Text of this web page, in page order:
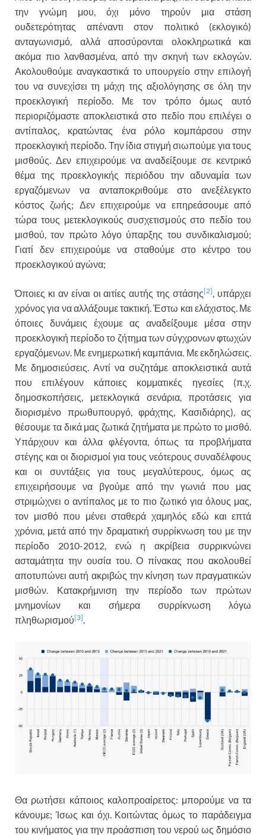
την γνώμη μου, όχι μόνο τηρούν μια στάση
ουδετερότητας απέναντι στον πολιτικό (εκλογικό)
ανταγωνισμό, αλλά αποσύρονται ολοκληρωτικά και
ακόμα πιο λανθασμένα, από την σκηνή των εκλογών.
Ακολουθούμε αναγκαστικά το υπουργείο στην επιλογή
του να συνεχίσει τη μάχη της αξιολόγησης σε όλη την
προεκλογική περίοδο. Με τον τρόπο όμως αυτό
περιοριζόμαστε αποκλειστικά στο πεδίο που επιλέγει ο
αντίπαλος, κρατώντας ένα ρόλο κομπάρσου στην
προεκλογική περίοδο. Την ίδια στιγμή σιωπούμε για τους
μισθούς. Δεν επιχειρούμε να αναδείξουμε σε κεντρικό
θέμα της προεκλογικής περιόδου την αδυναμία των
εργαζόμενων να ανταποκριθούμε στο ανεξέλεγκτο
κόστος ζωής; Δεν επιχειρούμε να επηρεάσουμε από
τώρα τους μετεκλογικούς συσχετισμούς στο πεδίο του
μισθού, τον πρώτο λόγο ύπαρξης του συνδικαλισμού;
Γιατί δεν επιχειρούμε να σταθούμε στο κέντρο του
προεκλογικού αγώνα;
Όποιες κι αν είναι οι αιτίες αυτής της στάσης[2]
, υπάρχει
χρόνος για να αλλάξουμε τακτική. Έστω και ελάχιστος. Με
όποιες δυνάμεις έχουμε ας αναδείξουμε μέσα στην
προεκλογική περίοδο το ζήτημα των σύγχρονων φτωχών
εργαζόμενων. Με ενημερωτική καμπάνια. Με εκδηλώσεις.
Με δημοσιεύσεις. Αντί να συζητάμε αποκλειστικά αυτά
που επιλέγουν κάποιες κομματικές ηγεσίες (π.χ.
δημοσκοπήσεις, μετεκλογικά σενάρια, προτάσεις για
διορισμένο πρωθυπουργό, φράχτης, Κασιδιάρης), ας
θέσουμε τα δικά μας ζωτικά ζητήματα με πρώτο το μισθό.
Υπάρχουν και άλλα φλέγοντα, όπως τα προβλήματα
στέγης και οι διορισμοί για τους νεότερους συναδέλφους
και οι συντάξεις για τους μεγαλύτερους, όμως ας
επιχειρήσουμε να βγούμε από την γωνιά που μας
στριμώχνει ο αντίπαλος με το πιο ζωτικό για όλους μας,
τον μισθό που μένει σταθερά χαμηλός εδώ και επτά
χρόνια, μετά από την δραματική συρρίκνωση του με την
περίοδο 2010-2012, ενώ η ακρίβεια συρρικνώνει
ασταμάτητα την ουσία του. Ο πίνακας που ακολουθεί
αποτυπώνει αυτή ακριβώς την κίνηση των πραγματικών
μισθών. Κατακρήμνιση την περίοδο των πρώτων
μνημονίων και σήμερα συρρίκνωση λόγω
πληθωρισμού[3]
Θα ρωτήσει κάποιος καλοπροαίρετος: μπορούμε να τα
κάνουμε; Ίσως και όχι. Κοιτώντας όμως το παράδειγμα
του κινήματος για την προάσπιση του νερού ως δημόσιο